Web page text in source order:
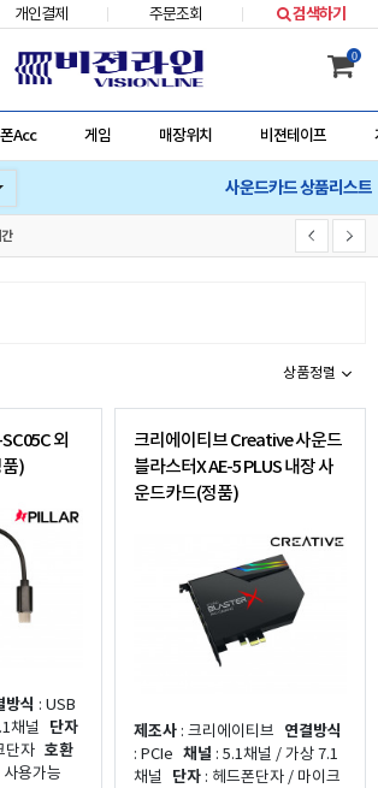
개인결제 주문조회 검색하기
0
Acc 게임 매장위치 비젼테이프
/케이블/배터리/충전기/잠금장치
패드/패드/번지/덕/손목받침대/타블렛
드셋/거치대/마이크 사운드카드 상품리스트
상품정렬
외
)
방식 : USB
채널
단자
단자 호환
용가능
크리에이티브 Creative 사운드
블라스터X AE-5 PLUS 내장 사
운드카드(정품)
제조사 : 크리에이티브 연결방식
: PCIe 채널 : 5.1채널 / 가상 7.1
채널
단자 : 헤드폰단자 / 마이크